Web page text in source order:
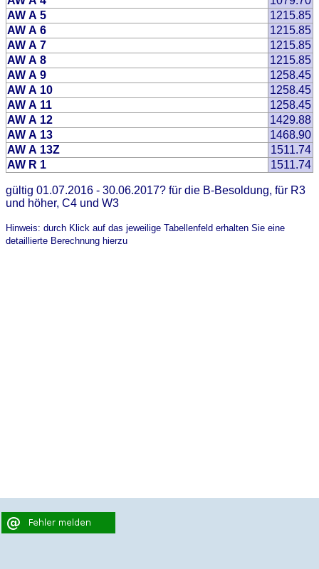
AW A 5
1215.85
AW A 6
1215.85
AW A 7
1215.85
AW A 8
1215.85
AW A 9
1258.45
AW A 10
1258.45
AW A 11
1258.45
AW A 12
1429.88
AW A 13
1468.90
AW A 13Z
1511.74
AW R 1
1511.74
gültig 01.07.2016 - 30.06.2017? für die B-Besoldung, für R3
und höher, C4 und W3
Hinweis: durch Klick auf das jeweilige Tabellenfeld erhalten Sie eine
detaillierte Berechnung hierzu